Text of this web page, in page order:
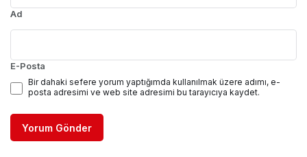
Ad
E-Posta
Bir dahaki sefere yorum yaptığımda kullanılmak üzere adımı, e-
posta adresimi ve web site adresimi bu tarayıcıya kaydet.
Yorum Gönder